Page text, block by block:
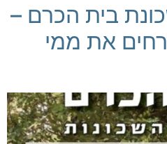
בית הכרם –
את ממי